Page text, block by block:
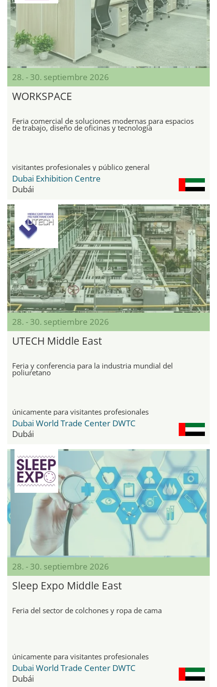
28. - 30. septiembre 2026
WORKSPACE
Feria comercial de soluciones modernas para espacios
de trabajo, diseño de oficinas y tecnología
visitantes profesionales y público general
Dubai Exhibition Centre
Dubái
28. - 30. septiembre 2026
UTECH Middle East
Feria y conferencia para la industria mundial del
poliuretano
únicamente para visitantes profesionales
Dubai World Trade Center DWTC
Dubái
28. - 30. septiembre 2026
Sleep Expo Middle East
Feria del sector de colchones y ropa de cama
únicamente para visitantes profesionales
Dubai World Trade Center DWTC
Dubái